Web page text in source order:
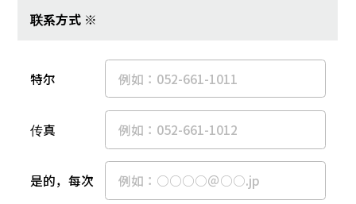
联系方式 ※
特尔
传真
是的，每次